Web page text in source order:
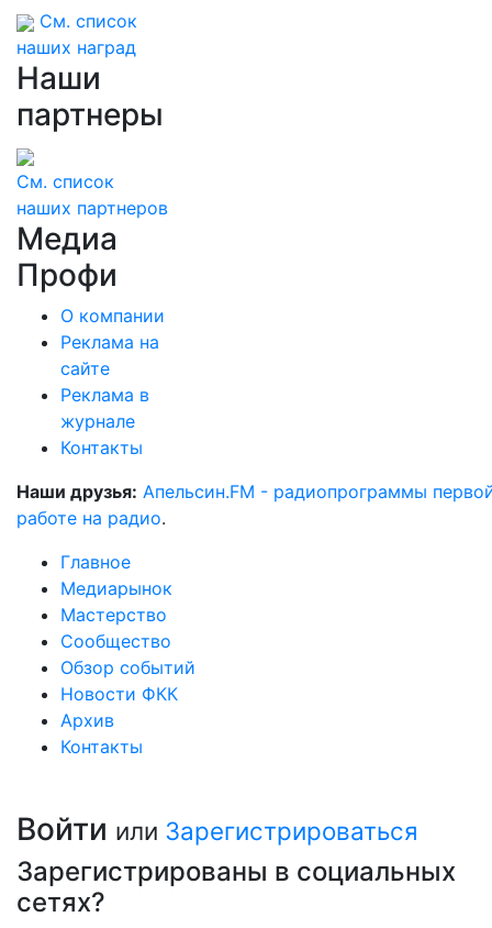
См. список
наших наград
Наши
партнеры
См. список
наших партнеров
Медиа
Профи
О компании
Реклама на
сайте
Реклама в
журнале
Контакты
Наши друзья: Апельсин.FM - радиопрограммы
работе на радио.
Главное
Медиарынок
Мастерство
Сообщество
Обзор событий
Новости ФКК
Архив
Контакты
Войти или Зарегистрироваться
Зарегистрированы в социальных
сетях?